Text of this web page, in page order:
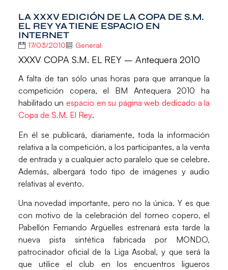
LA XXXV EDICIÓN DE LA COPA DE S.M.
EL REY YA TIENE ESPACIO EN
INTERNET
17/03/2010 General
XXXV COPA S.M. EL REY – Antequera 2010
A falta de tan sólo unas horas para que arranque la
competición copera, el BM Antequera 2010 ha
habilitado unespacio en su página web dedicado a la
Copa de S.M. El Rey.
En él se publicará, diariamente, toda la información
relativa a la competición, a los participantes, a la venta
de entrada y a cualquier acto paralelo que se celebre.
Además, albergará todo tipo de imágenes y audio
relativas al evento.
Una novedad importante, pero no la única. Y es que
con motivo de la celebración del torneo copero, el
Pabellón Fernando Argüelles estrenará esta tarde la
nueva pista sintética fabricada por MONDO,
patrocinador oficial de la Liga Asobal, y que será la
que utilice el club en los encuentros ligueros